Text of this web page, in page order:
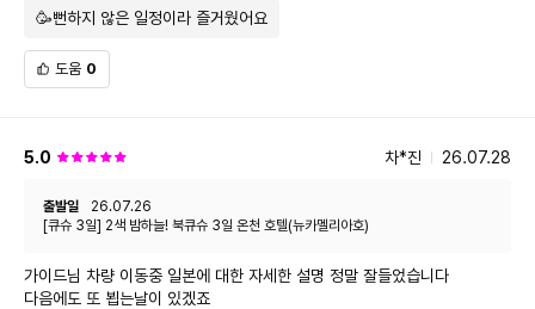
🥳뻔하지 않은 일정이라 즐거웠어요
도움 0
5.0 차*진 26.07.28
출발일
26.07.26
[큐슈 3일] 2색 밤하늘! 북큐슈 3일 온천 호텔(뉴카멜리아호)
가이드님 차량 이동중 일본에 대한 자세한 설명 정말 잘들었습니다
다음에도 또 뵙는날이 있겠죠